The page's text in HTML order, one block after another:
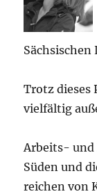
Sächsischen
Trotz dieses
vielfältig
Arbeits- und
Süden und
reichen von